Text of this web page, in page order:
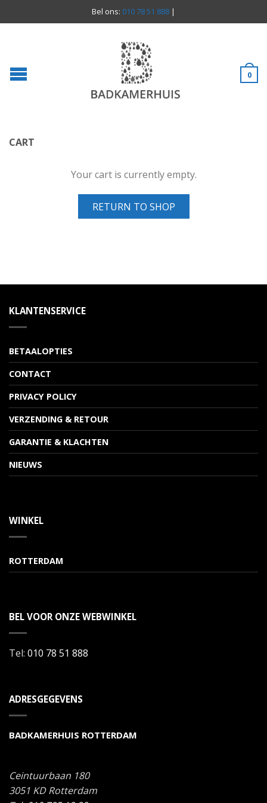
Bel ons: 010 78 51 888 |
0
CART
Your cart is currently empty.
RETURN TO SHOP
KLANTENSERVICE
BETAALOPTIES
CONTACT
PRIVACY POLICY
VERZENDING & RETOUR
GARANTIE & KLACHTEN
NIEUWS
WINKEL
ROTTERDAM
BEL VOOR ONZE WEBWINKEL
Tel: 010 78 51 888
ADRESGEGEVENS
BADKAMERHUIS ROTTERDAM
Ceintuurbaan 180
3051 KD Rotterdam